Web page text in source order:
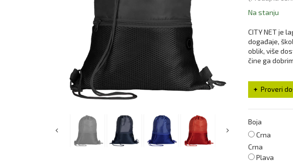
Na stanju
CITY NET je
događaje,
oblik, više
čine ga
Proveri
Boja
Crna
Crna
Plava